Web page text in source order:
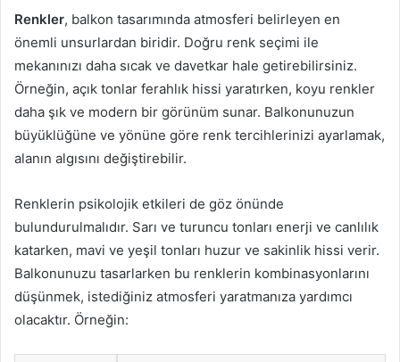
Renkler, balkon tasarımında atmosferi belirleyen en
önemli unsurlardan biridir. Doğru renk seçimi ile
mekanınızı daha sıcak ve davetkar hale getirebilirsiniz.
Örneğin, açık tonlar ferahlık hissi yaratırken, koyu renkler
daha şık ve modern bir görünüm sunar. Balkonunuzun
büyüklüğüne ve yönüne göre renk tercihlerinizi ayarlamak,
alanın algısını değiştirebilir.
Renklerin psikolojik etkileri de göz önünde
bulundurulmalıdır. Sarı ve turuncu tonları enerji ve canlılık
katarken, mavi ve yeşil tonları huzur ve sakinlik hissi verir.
Balkonunuzu tasarlarken bu renklerin kombinasyonlarını
düşünmek, istediğiniz atmosferi yaratmanıza yardımcı
olacaktır. Örneğin: